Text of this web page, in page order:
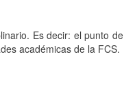
Es decir: el punto de
académicas de la FCS.